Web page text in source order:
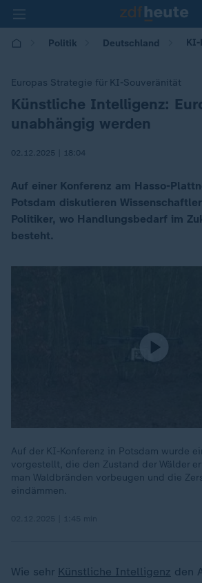
Politik Deutschland KI-
Europas Strategie für KI-Souveränität
:Künstliche Intelligenz:
unabhängig werden
02.12.2025 | 18:04
Auf einer Konferenz am Hasso-
Potsdam diskutieren
Politiker, wo Handlungsbedarf im
besteht.
Auf der KI-Konferenz in Potsdam wurde
vorgestellt, die den Zustand der Wälder
man Waldbränden vorbeugen und die
eindämmen.
Wie sehr Künstliche Intelligenz den